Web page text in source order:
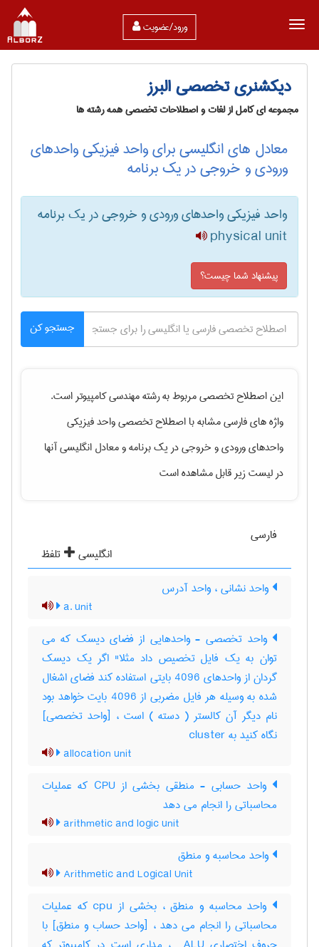
ورود/عضویت
دیکشنری تخصصی البرز
مجموعه ای کامل از لغات و اصطلاحات تخصصی همه رشته ها
معادل های انگلیسی برای واحد فیزیکی واحدهای
ورودی و خروجی در یک برنامه
واحد فیزیکی واحدهای ورودی و خروجی در یک برنامه
physical unit
پیشنهاد شما چیست؟
جستجو کن
این اصطلاح تخصصی مربوط به رشتهمهندسی كامپيوتراست.
واژه های فارسی مشابه با اصطلاح تخصصیواحد فیزیکی
واحدهای ورودی و خروجی در یک برنامهو معادل انگلیسی آنها
در لیست زیر قابل مشاهده است
فارسی
انگلیسی
تلفظ
واحد نشانی ، واحد آدرس
a. unit
واحد تخصصی - واحدهایی از فضای دیسک که می
توان به یک فایل تخصیص داد مثلا" اگر یک دیسک
گردان از واحدهای 4096 بایتی استفاده کند فضای اشغال
شده به وسیله هر فایل مضربی از 4096 بایت خواهد بود
نام دیگر آن کالستر ( دسته ) است ، [واحد تخصصی]
نگاه کنید به ‎ cluster
allocation unit
واحد حسابی - منطقی بخشی از CPU که عملیات
محاسباتی را انجام می دهد
arithmetic and logic unit
واحد محاسبه و منطق
Arithmetic and Logical Unit
واحد محاسبه و منطق ، بخشی از cpu که عملیات
محاسباتی را انجام می دهد ، [واحد حساب و منطق] با